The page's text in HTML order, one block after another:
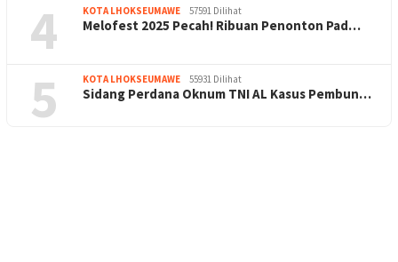
4 KOTA LHOKSEUMAWE 57591 Dilihat
Melofest 2025 Pecah! Ribuan Penonton Pad…
5 KOTA LHOKSEUMAWE 55931 Dilihat
Sidang Perdana Oknum TNI AL Kasus Pembun…